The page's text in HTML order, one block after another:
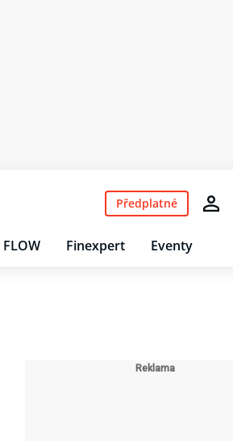
FLOW Finexpert Eventy
Předplatné